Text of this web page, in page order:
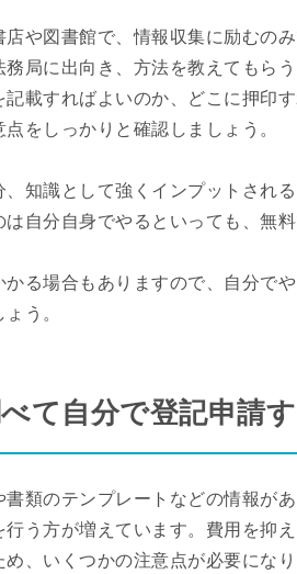
や図書館で、情報収集に励むのみ
局に出向き、方法を教えてもらう
載すればよいのか、どこに押印
をしっかりと確認しましょう。
知識として強くインプットされる
自分自身でやるといっても、無
る場合もありますので、自分で
う。
て自分で登記申請
類のテンプレートなどの情報が
う方が増えています。費用を抑
、いくつかの注意点が必要になり